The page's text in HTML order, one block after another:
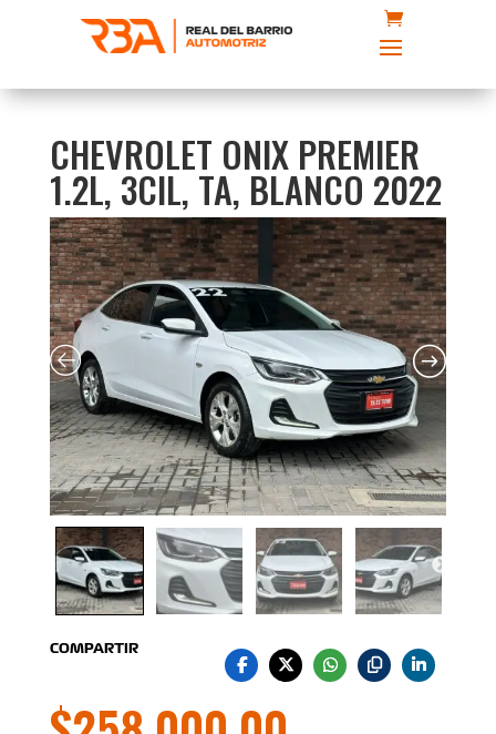
CHEVROLET ONIX PREMIER
1.2L, 3CIL, TA, BLANCO 2022
COMPARTIR